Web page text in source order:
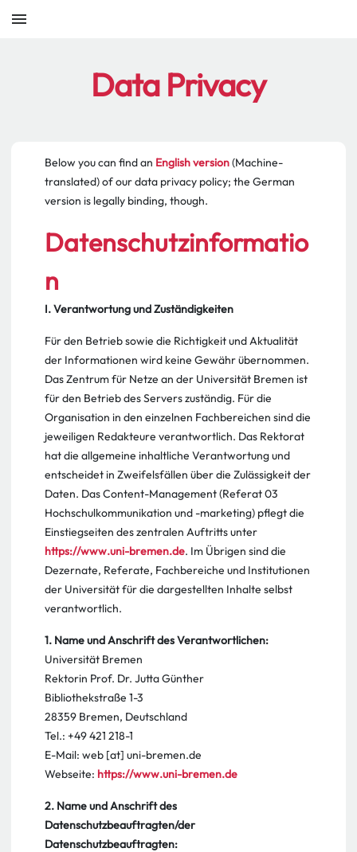
menu
Data Privacy
Below you can find an English version(Machine-
translated) of our data privacy policy; the German
version is legally binding, though.
Datenschutzinformatio
n
I. Verantwortung und Zuständigkeiten
Für den Betrieb sowie die Richtigkeit und Aktualität
der Informationen wird keine Gewähr übernommen.
Das Zentrum für Netze an der Universität Bremen ist
für den Betrieb des Servers zuständig. Für die
Organisation in den einzelnen Fachbereichen sind die
jeweiligen Redakteure verantwortlich. Das Rektorat
hat die allgemeine inhaltliche Verantwortung und
entscheidet in Zweifelsfällen über die Zulässigkeit der
Daten. Das Content-Management (Referat 03
Hochschulkommunikation und -marketing) pflegt die
Einstiegseiten des zentralen Auftritts unter
https://www.uni-bremen.de. Im Übrigen sind die
Dezernate, Referate, Fachbereiche und Institutionen
der Universität für die dargestellten Inhalte selbst
verantwortlich.
1. Name und Anschrift des Verantwortlichen:
Universität Bremen
Rektorin Prof. Dr. Jutta Günther
Bibliothekstraße 1-3
28359 Bremen, Deutschland
Tel.: +49 421 218-1
E-Mail: web [at] uni-bremen.de
Webseite: https://www.uni-bremen.de
2. Name und Anschrift des
Datenschutzbeauftragten/der
Datenschutzbeauftragten: